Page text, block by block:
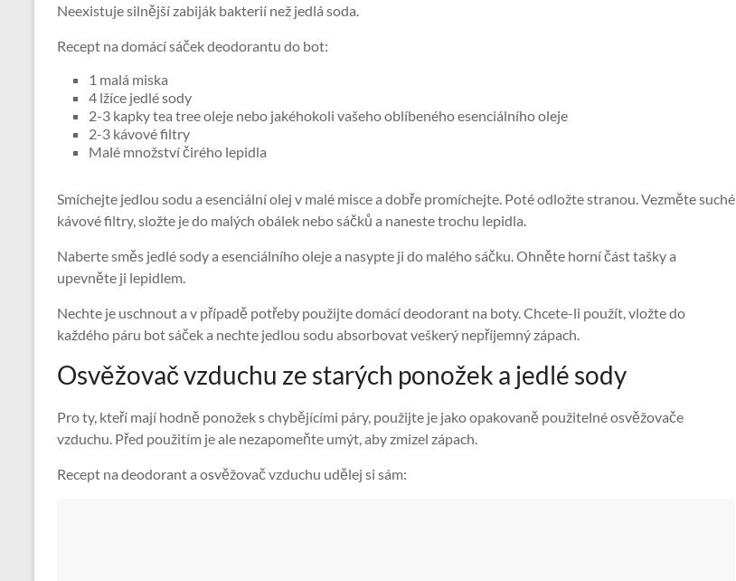
Neexistuje silnější zabiják bakterií než jedlá soda.
Recept na domácí sáček deodorantu do bot:
1 malá miska
4 lžíce jedlé sody
2-3 kapky tea tree oleje nebo jakéhokoli vašeho oblíbeného esenciálního oleje
2-3 kávové filtry
Malé množství čirého lepidla
Smíchejte jedlou sodu a esenciální olej v malé misce a dobře promíchejte. Poté odložte stranou. Vezměte suché
kávové filtry, složte je do malých obálek nebo sáčků a naneste trochu lepidla.
Naberte směs jedlé sody a esenciálního oleje a nasypte ji do malého sáčku. Ohněte horní část tašky a
upevněte ji lepidlem.
Nechte je uschnout a v případě potřeby použijte domácí deodorant na boty. Chcete-li použít, vložte do
každého páru bot sáček a nechte jedlou sodu absorbovat veškerý nepříjemný zápach.
Osvěžovač vzduchu ze starých ponožek a jedlé sody
Pro ty, kteří mají hodně ponožek s chybějícími páry, použijte je jako opakovaně použitelné osvěžovače
vzduchu. Před použitím je ale nezapomeňte umýt, aby zmizel zápach.
Recept na deodorant a osvěžovač vzduchu udělej si sám: